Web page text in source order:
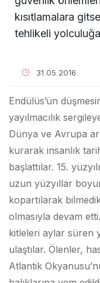
kısıtlamalara
tehlikeli yolculuğa
31.05.2016
Endülüs’ün
yayılmacılık
Dünya ve Avrupa
kurarak insanlık
başlattılar. 15.
uzun yüzyıllar
kopartılarak
olmasıyla devam
kitleleri aylar süren
ulaştılar. Ölenler,
Atlantik